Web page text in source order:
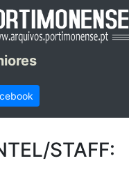
STAFF: